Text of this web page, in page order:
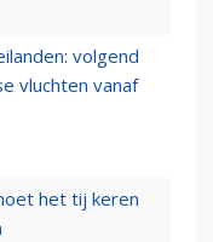
volgend
vluchten vanaf
het tij keren